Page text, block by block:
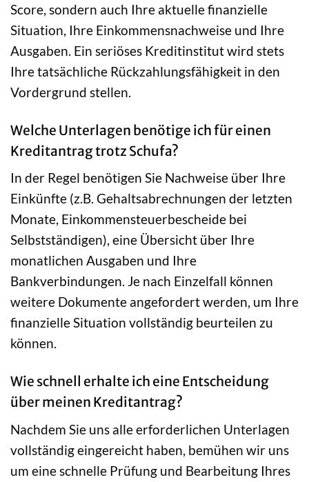
Score, sondern auch Ihre aktuelle finanzielle
Situation, Ihre Einkommensnachweise und Ihre
Ausgaben. Ein seriöses Kreditinstitut wird stets
Ihre tatsächliche Rückzahlungsfähigkeit in den
Vordergrund stellen.
Welche Unterlagen benötige ich für einen
Kreditantrag trotz Schufa?
In der Regel benötigen Sie Nachweise über Ihre
Einkünfte (z.B. Gehaltsabrechnungen der letzten
Monate, Einkommensteuerbescheide bei
Selbstständigen), eine Übersicht über Ihre
monatlichen Ausgaben und Ihre
Bankverbindungen. Je nach Einzelfall können
weitere Dokumente angefordert werden, um Ihre
finanzielle Situation vollständig beurteilen zu
können.
Wie schnell erhalte ich eine Entscheidung
über meinen Kreditantrag?
Nachdem Sie uns alle erforderlichen Unterlagen
vollständig eingereicht haben, bemühen wir uns
um eine schnelle Prüfung und Bearbeitung Ihres